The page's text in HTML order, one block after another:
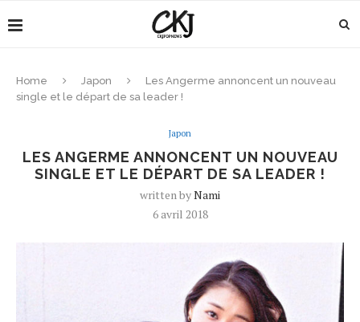
Home Japon
Les Angerme annoncent un nouveau
single et le départ de sa leader !
Japon
LES ANGERME ANNONCENT UN NOUVEAU
SINGLE ET LE DÉPART DE SA LEADER !
written byNami
6 avril 2018